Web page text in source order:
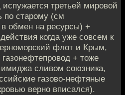
испужается третьей мировой
по старому (см
обмен на ресурсы) +
когда уже совсем к
флот и Крым,
+ тоже
сливом союзника,
газово-нефтяные
верно вписался).